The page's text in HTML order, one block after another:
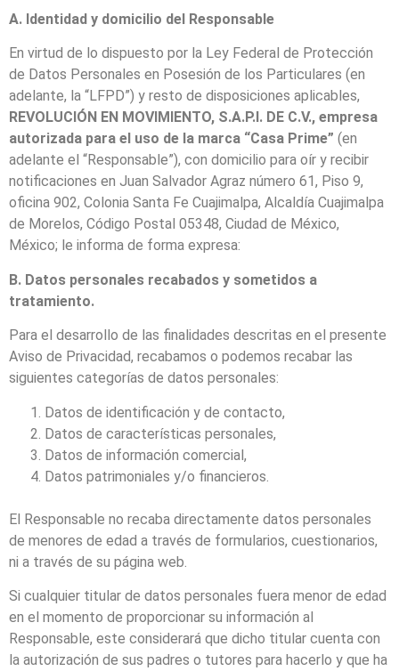
A. Identidad y domicilio del Responsable
En virtud de lo dispuesto por la Ley Federal de Protección
de Datos Personales en Posesión de los Particulares (en
adelante, la “LFPD”) y resto de disposiciones aplicables,
REVOLUCIÓN EN MOVIMIENTO, S.A.P.I. DE C.V., empresa
autorizada para el uso de la marca “Casa Prime” (en
adelante el “Responsable”), con domicilio para oír y recibir
notificaciones en Juan Salvador Agraz número 61, Piso 9,
oficina 902, Colonia Santa Fe Cuajimalpa, Alcaldía Cuajimalpa
de Morelos, Código Postal 05348, Ciudad de México,
México; le informa de forma expresa:
B. Datos personales recabados y sometidos a
tratamiento.
Para el desarrollo de las finalidades descritas en el presente
Aviso de Privacidad, recabamos o podemos recabar las
siguientes categorías de datos personales:
Datos de identificación y de contacto,
Datos de características personales,
Datos de información comercial,
Datos patrimoniales y/o financieros.
El Responsable no recaba directamente datos personales
de menores de edad a través de formularios, cuestionarios,
ni a través de su página web.
Si cualquier titular de datos personales fuera menor de edad
en el momento de proporcionar su información al
Responsable, este considerará que dicho titular cuenta con
la autorización de sus padres o tutores para hacerlo y que ha